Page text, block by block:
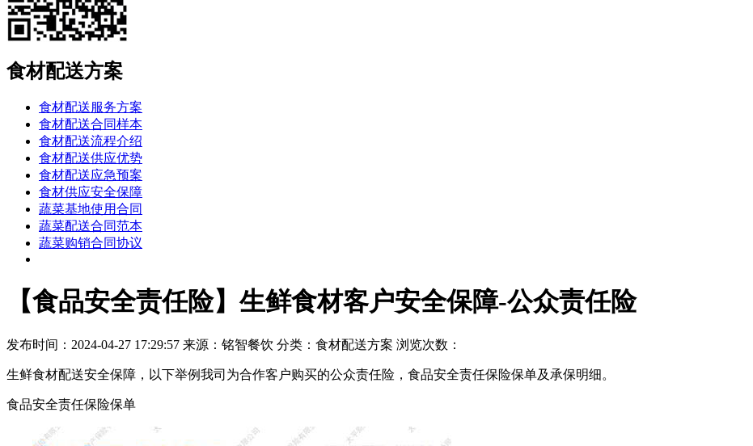
食材配送方案
食材配送服务方案
食材配送合同样本
食材配送流程介绍
食材配送供应优势
食材配送应急预案
食材供应安全保障
蔬菜基地使用合同
蔬菜配送合同范本
蔬菜购销合同协议
【食品安全责任险】生鲜食材客户安全保障-公众责任险
发布时间：2024-04-27 17:29:57 来源：铭智餐饮 分类：食材配送方案 浏览次数：
生鲜食材配送安全保障，以下举例我司为合作客户购买的公众责任险，食品安全责任保险保单及承保明细。
食品安全责任保险保单